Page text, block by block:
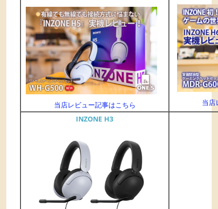
当店レビュー記事はこちら
当店
INZONE H3